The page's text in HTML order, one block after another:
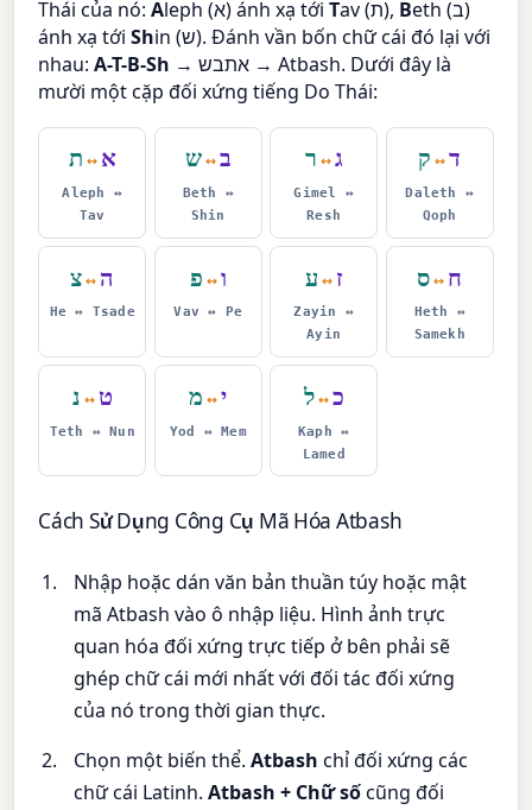
Thái của nó:A leph (א) ánh xạ tớiT av (ת), Beth (ב)
ánh xạ tớiShin (ש). Đánh vần bốn chữ cái đó lại với
nhau:A-T-B-Sh → אתבש → Atbash. Dưới đây là
mười một cặp đối xứng tiếng Do Thái:
א ↔ ת
Aleph ↔
Tav
ב↔ש
Beth ↔
Shin
ג↔ ר
Gimel ↔
Resh
ד↔ ק
Daleth ↔
Qoph
ה ↔צ
He ↔ Tsade
ו↔ פ
Vav ↔ Pe
ז ↔ ע
Zayin ↔
Ayin
ח ↔ס
Heth ↔
Samekh
ט ↔ נ
Teth ↔ Nun
י↔ מ
Yod ↔ Mem
כ↔ל
Kaph ↔
Lamed
Cách Sử Dụng Công Cụ Mã Hóa Atbash
Nhập hoặc dán văn bản thuần túy hoặc mật
mã Atbash vào ô nhập liệu. Hình ảnh trực
quan hóa đối xứng trực tiếp ở bên phải sẽ
ghép chữ cái mới nhất với đối tác đối xứng
của nó trong thời gian thực.
Chọn một biến thể.Atbash chỉ đối xứng các
chữ cái Latinh.Atbash + Chữ sốcũng đối